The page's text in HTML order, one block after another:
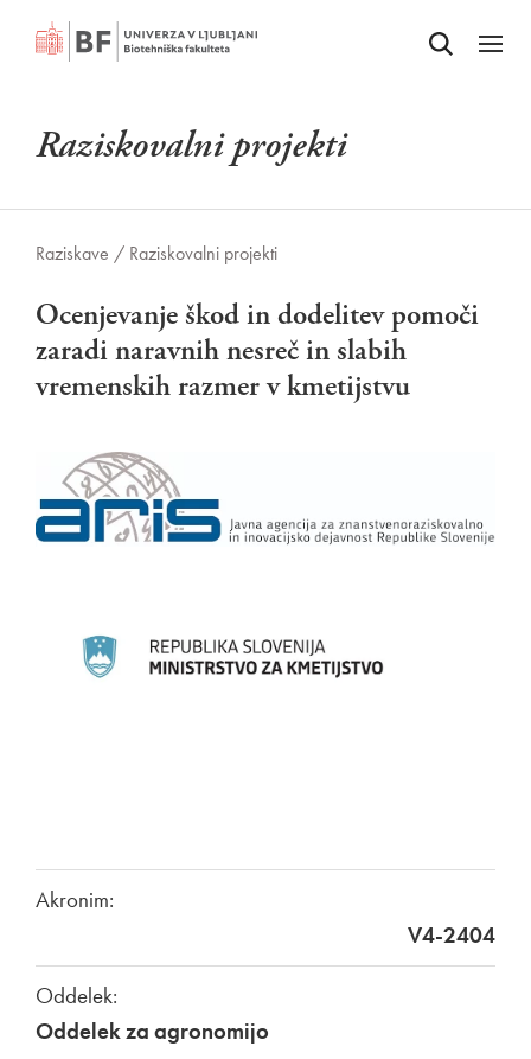
Odpri iskalnik
Odpri
Raziskovalni projekti
Raziskave / Raziskovalni projekti
Ocenjevanje škod in dodelitev pomoči
zaradi naravnih nesreč in slabih
vremenskih razmer v kmetijstvu
Akronim:
V4-2404
Oddelek:
Oddelek za agronomijo